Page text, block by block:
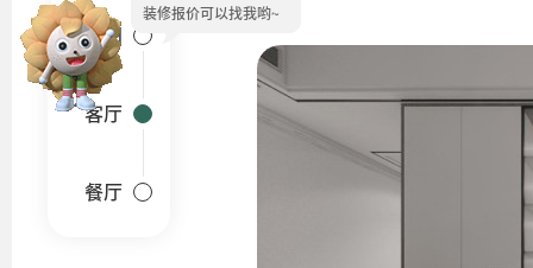
户型图
客厅
餐厅
装修报价可以找我哟~